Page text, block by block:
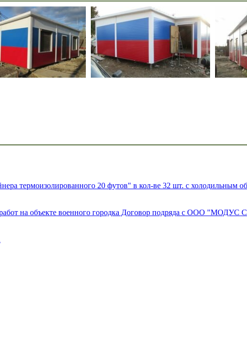
термоизолированного 20 футов" в кол-ве 32 шт. с холодильным
на объекте военного городка Договор подряда с ООО